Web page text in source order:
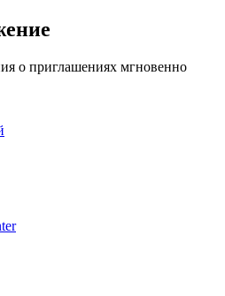
о приглашениях мгновенно